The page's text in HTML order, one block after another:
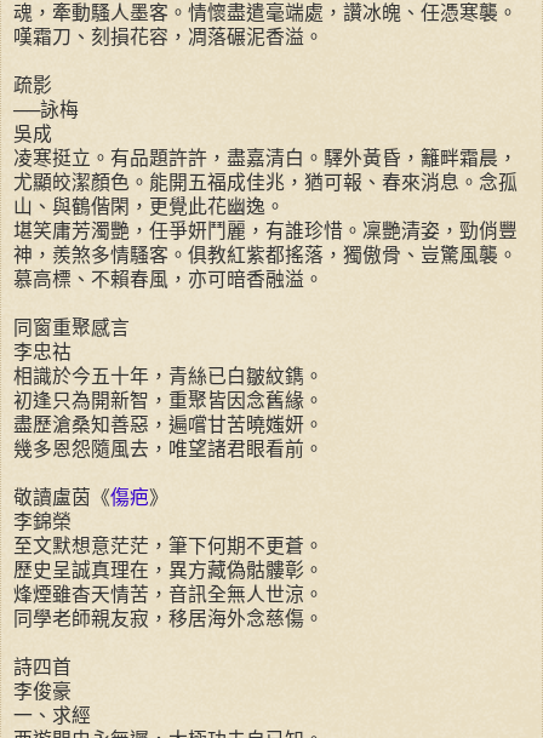
魂，牽動騷人墨客。情懷盡遣毫端處，讚冰魄、任憑寒襲。
嘆霜刀、刻損花容，凋落碾泥香溢。
疏影
──詠梅
吳成
凌寒挺立。有品題許許，盡嘉清白。驛外黃昏，籬畔霜晨，
尤顯皎潔顏色。能開五福成佳兆，猶可報、春來消息。念孤
山、與鶴偕閑，更覺此花幽逸。
堪笑庸芳濁艷，任爭妍鬥麗，有誰珍惜。凜艷清姿，勁俏豐
神，羨煞多情騷客。俱教紅紫都搖落，獨傲骨、豈驚風襲。
慕高標、不賴春風，亦可暗香融溢。
同窗重聚感言
李忠祜
相識於今五十年，青絲已白皺紋鐫。
初逢只為開新智，重聚皆因念舊緣。
盡歷滄桑知善惡，遍嚐甘苦曉媸妍。
幾多恩怨隨風去，唯望諸君眼看前。
敬讀盧茵《傷疤》
李錦榮
至文默想意茫茫，筆下何期不更蒼。
歷史呈誠真理在，異方藏偽骷髏彰。
烽煙雖杳天情苦，音訊全無人世涼。
同學老師親友寂，移居海外念慈傷。
詩四首
李俊豪
一、求經